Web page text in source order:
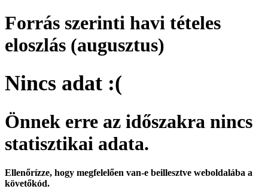
Forrás szerinti havi tételes
eloszlás (augusztus)
Nincs adat :(
Önnek erre az időszakra nincs
statisztikai adata.
Ellenőrízze, hogy megfelelően van-e beillesztve weboldalába a
követőkód.